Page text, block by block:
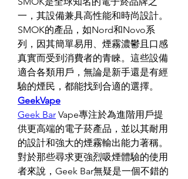
一，其設備兼具高性能和時尚設計。
SMOK的產品，如Nord和Novo系
列，因其簡單易用、煙霧濃鬱且口感
真實而受到消費者的青睞。這些設備
適合各類用戶，無論是新手還是有經
驗的煙民，都能找到合適的選擇。
GeekVape
Geek Bar Vape專注於為進階用戶提
供更高端的電子菸產品，並以其耐用
的設計和強大的煙霧輸出能力著稱。
對於那些尋求更強烈吸煙體驗的使用
者來說，Geek Bar無疑是一個不錯的